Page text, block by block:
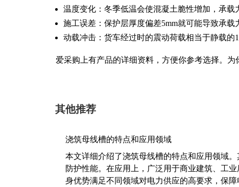
温度变化：冬季低温会使混凝土脆性增加，承载
施工误差：保护层厚度偏差5mm就可能导致承载
动载冲击：货车经过时的震动荷载相当于静载的
爱采购上有产品的详细资料，方便你参考选择。为
其他推荐
浇筑母线槽的特点和应用领域
本文详细介绍了浇筑母线槽的特点和应用领域
防护性能。在应用上，广泛用于商业建筑、工
身优势满足不同领域对电力供应的高要求，保障